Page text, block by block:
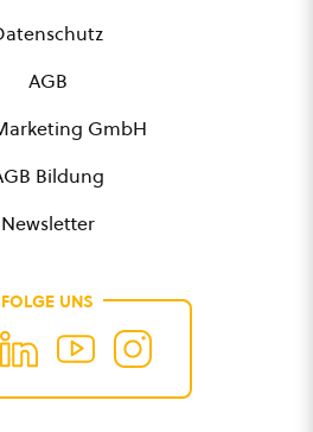
AGB
GmbH
Bildung
Newsletter
FOLGE UNS